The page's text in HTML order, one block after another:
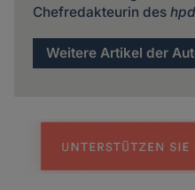
Chefredakteurin des hpd
Weitere Artikel der